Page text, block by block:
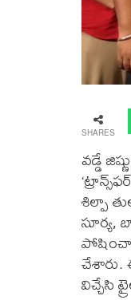
SHARES
వడ్డే
శిల్పా
సూర్య,
చేశారు.
విచ్చేసి